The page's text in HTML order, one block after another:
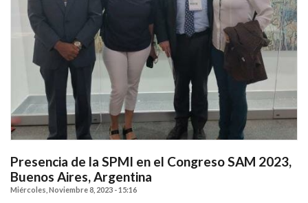
Presencia de la SPMI en el Congreso SAM 2023,
Buenos Aires, Argentina
Miércoles, Noviembre 8, 2023 - 15:16